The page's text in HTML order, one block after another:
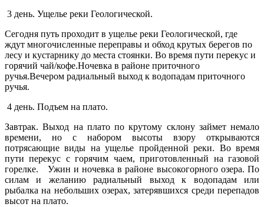
3 день. Ущелье реки Геологической.
Сегодня путь проходит в ущелье реки Геологической, где
ждут многочисленные переправы и обход крутых берегов по
лесу и кустарнику до места стоянки. Во время пути перекус и
горячий чай/кофе.Ночевка в районе приточного
ручья.Вечером радиальный выход к водопадам приточного
ручья.
4 день. Подъем на плато.
Завтрак. Выход на плато по крутому склону займет немало
времени, но с набором высоты взору открываются
потрясающие виды на ущелье пройденной реки. Во время
пути перекус с горячим чаем, приготовленный на газовой
горелке. Ужин и ночевка в районе высокогорного озера. По
силам и желанию радиальный выход к водопадам или
рыбалка на небольших озерах, затерявшихся среди перепадов
высот на плато.